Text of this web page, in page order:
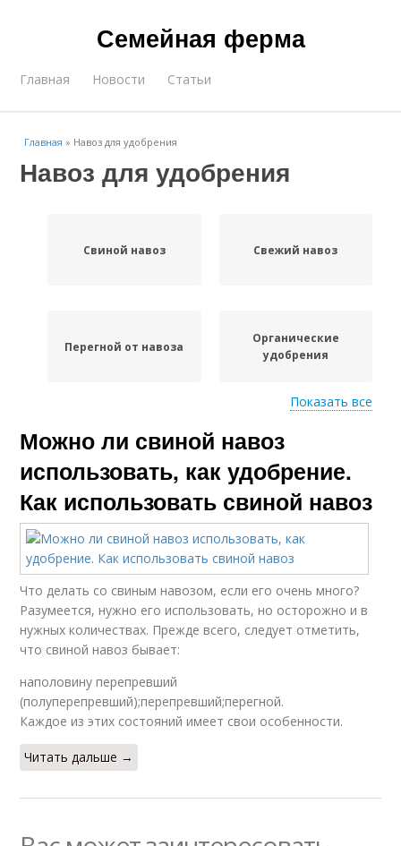
Семейная ферма
Главная Новости Статьи
Главная » Навоз для удобрения
Навоз для удобрения
Свиной навоз Свежий навоз
Перегной от навоза
Органические
удобрения
Удобрения на
огородах
Органическое
удобрение
Навоз в качестве Коровий навоз
Конский навоз Кроличий навоз
Навоз в сельском
хозяйстве
Показать все
Можно ли свиной навоз
использовать, как удобрение.
Как использовать свиной навоз
Что делать со свиным навозом, если его очень много?
Разумеется, нужно его использовать, но осторожно и в
нужных количествах. Прежде всего, следует отметить,
что свиной навоз бывает:
наполовину перепревший
(полуперепревший);перепревший;перегной.
Каждое из этих состояний имеет свои особенности.
Читать дальше →